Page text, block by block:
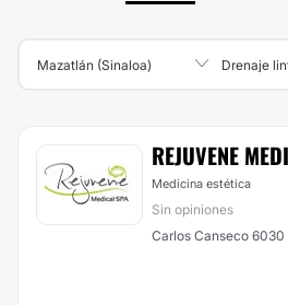
Mazatlán (Sinaloa) Drenaje
REJUVENE
Medicina estética
Sin opiniones
Carlos Canseco